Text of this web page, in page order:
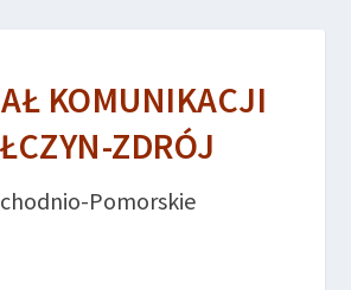
KOMUNIKACJI
ZDRÓJ
Pomorskie